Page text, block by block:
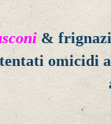
&
omicidi